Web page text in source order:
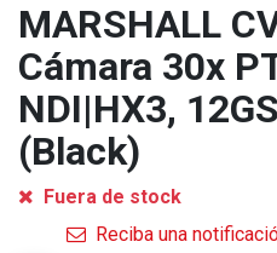
MARSHALL
Cámara 30x
NDI|HX3,
(Black)
Fuera de stock
Reciba una